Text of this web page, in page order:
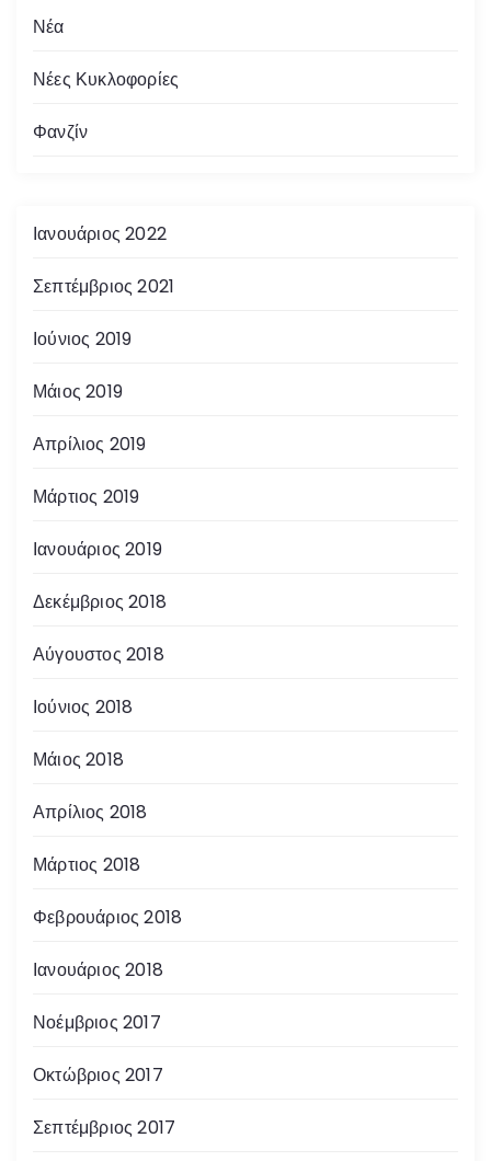
Νέα
Νέες Κυκλοφορίες
Φανζίν
Ιανουάριος 2022
Σεπτέμβριος 2021
Ιούνιος 2019
Μάιος 2019
Απρίλιος 2019
Μάρτιος 2019
Ιανουάριος 2019
Δεκέμβριος 2018
Αύγουστος 2018
Ιούνιος 2018
Μάιος 2018
Απρίλιος 2018
Μάρτιος 2018
Φεβρουάριος 2018
Ιανουάριος 2018
Νοέμβριος 2017
Οκτώβριος 2017
Σεπτέμβριος 2017